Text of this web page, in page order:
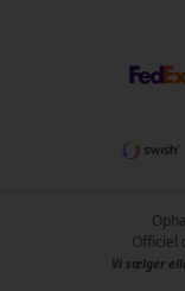
Officiel
Vi sælger